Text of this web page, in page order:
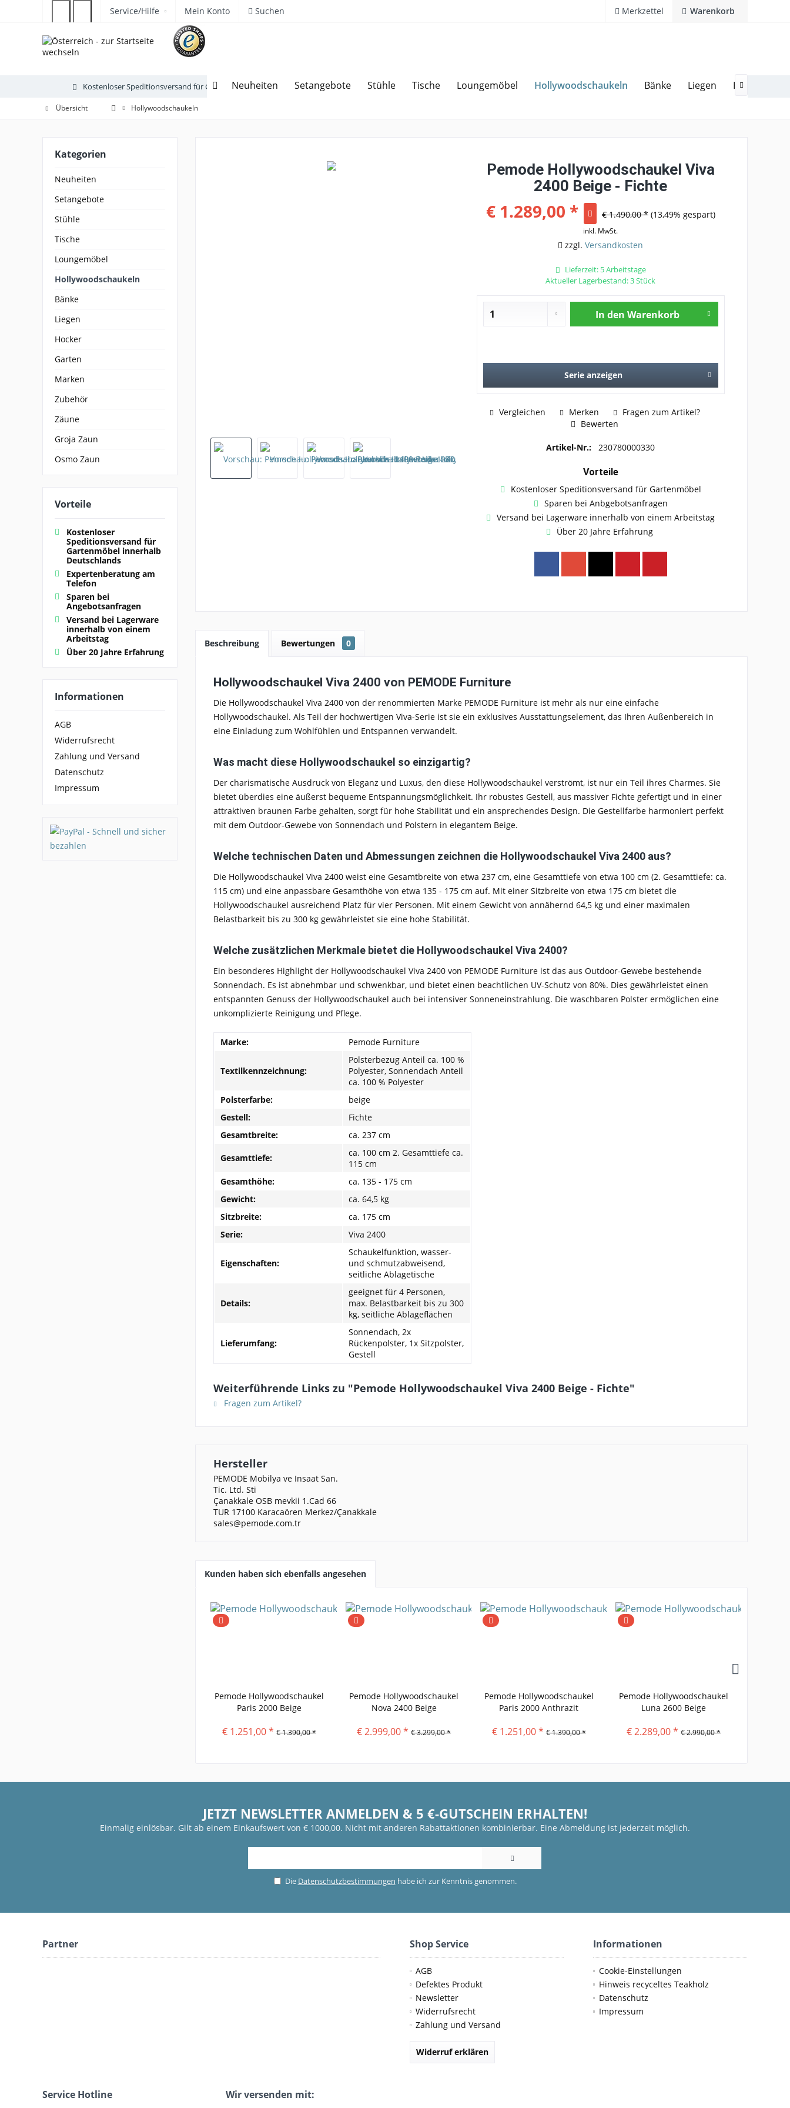
Warenkorb
Merkzettel
Service/Hilfe Mein Konto Suchen
Neuheiten Setangebote Stühle Tische Loungemöbel Hollywoodschaukeln Bänke Liegen Hocker

Kostenloser Speditionsversand für Gartenmöbel Sparen bei Angebotsanfrage Über 20 Jahre Erfahrung Hotline 02594 94 11 0
Übersicht Hollywoodschaukeln
Kategorien
Neuheiten
Setangebote
Stühle
Tische
Loungemöbel
Hollywoodschaukeln
Bänke
Liegen
Hocker
Garten
Marken
Zubehör
Zäune
Groja Zaun
Osmo Zaun
Vorteile
Kostenloser
Speditionsversand für
Gartenmöbel innerhalb
Deutschlands
Expertenberatung am
Telefon
Sparen bei
Angebotsanfragen
Versand bei Lagerware
innerhalb von einem
Arbeitstag
Über 20 Jahre Erfahrung
Informationen
AGB
Widerrufsrecht
Zahlung und Versand
Datenschutz
Impressum
Pemode Hollywoodschaukel Viva
2400 Beige - Fichte
€ 1.289,00 * € 1.490,00 * (13,49% gespart)
inkl. MwSt.
zzgl.Versandkosten
Lieferzeit: 5 Arbeitstage
Aktueller Lagerbestand: 3 Stück
In den Warenkorb
Serie anzeigen
Vergleichen Merken
Fragen zum Artikel?
Bewerten
Artikel-Nr.: 230780000330
Vorteile
Kostenloser Speditionsversand für Gartenmöbel
Sparen bei Anbgebotsanfragen
Versand bei Lagerware innerhalb von einem Arbeitstag
Über 20 Jahre Erfahrung
Beschreibung Bewertungen 0
Hollywoodschaukel Viva 2400 von PEMODE Furniture
Die Hollywoodschaukel Viva 2400 von der renommierten Marke PEMODE Furniture ist mehr als nur eine einfache
Hollywoodschaukel. Als Teil der hochwertigen Viva-Serie ist sie ein exklusives Ausstattungselement, das Ihren Außenbereich in
eine Einladung zum Wohlfühlen und Entspannen verwandelt.
Was macht diese Hollywoodschaukel so einzigartig?
Der charismatische Ausdruck von Eleganz und Luxus, den diese Hollywoodschaukel verströmt, ist nur ein Teil ihres Charmes. Sie
bietet überdies eine äußerst bequeme Entspannungsmöglichkeit. Ihr robustes Gestell, aus massiver Fichte gefertigt und in einer
attraktiven braunen Farbe gehalten, sorgt für hohe Stabilität und ein ansprechendes Design. Die Gestellfarbe harmoniert perfekt
mit dem Outdoor-Gewebe von Sonnendach und Polstern in elegantem Beige.
Welche technischen Daten und Abmessungen zeichnen die Hollywoodschaukel Viva 2400 aus?
Die Hollywoodschaukel Viva 2400 weist eine Gesamtbreite von etwa 237 cm, eine Gesamttiefe von etwa 100 cm (2. Gesamttiefe: ca.
115 cm) und eine anpassbare Gesamthöhe von etwa 135 - 175 cm auf. Mit einer Sitzbreite von etwa 175 cm bietet die
Hollywoodschaukel ausreichend Platz für vier Personen. Mit einem Gewicht von annähernd 64,5 kg und einer maximalen
Belastbarkeit bis zu 300 kg gewährleistet sie eine hohe Stabilität.
Welche zusätzlichen Merkmale bietet die Hollywoodschaukel Viva 2400?
Ein besonderes Highlight der Hollywoodschaukel Viva 2400 von PEMODE Furniture ist das aus Outdoor-Gewebe bestehende
Sonnendach. Es ist abnehmbar und schwenkbar, und bietet einen beachtlichen UV-Schutz von 80%. Dies gewährleistet einen
entspannten Genuss der Hollywoodschaukel auch bei intensiver Sonneneinstrahlung. Die waschbaren Polster ermöglichen eine
unkomplizierte Reinigung und Pflege.
Marke: Pemode Furniture
Textilkennzeichnung:
Polsterbezug Anteil ca. 100 %
Polyester, Sonnendach Anteil
ca. 100 % Polyester
Polsterfarbe:
beige
Gestell:
Fichte
Gesamtbreite:
ca. 237 cm
Gesamttiefe:
ca. 100 cm 2. Gesamttiefe ca.
115 cm
Gesamthöhe:
ca. 135 - 175 cm
Gewicht:
ca. 64,5 kg
Sitzbreite:
ca. 175 cm
Serie:
Viva 2400
Eigenschaften:
Schaukelfunktion, wasser-
und schmutzabweisend,
seitliche Ablagetische
Details:
geeignet für 4 Personen,
max. Belastbarkeit bis zu 300
kg, seitliche Ablageflächen
Lieferumfang:
Sonnendach, 2x
Rückenpolster, 1x Sitzpolster,
Gestell
Weiterführende Links zu "Pemode Hollywoodschaukel Viva 2400 Beige - Fichte"
Fragen zum Artikel?
Hersteller
PEMODE Mobilya ve Insaat San.
Tic. Ltd. Sti
Çanakkale OSB mevkii 1.Cad 66
TUR 17100 Karacaören Merkez/Çanakkale
sales@pemode.com.tr
Kunden haben sich ebenfalls angesehen
Pemode Hollywoodschaukel
Paris 2000 Beige
€ 1.251,00 * € 1.390,00 *
Pemode Hollywoodschaukel
Nova 2400 Beige
€ 2.999,00 * € 3.299,00 *
Pemode Hollywoodschaukel
Paris 2000 Anthrazit
€ 1.251,00 * € 1.390,00 *
Pemode Hollywoodschaukel
Luna 2600 Beige
€ 2.289,00 * € 2.990,00 *
JETZT NEWSLETTER ANMELDEN & 5 €-GUTSCHEIN ERHALTEN!
Einmalig einlösbar. Gilt ab einem Einkaufswert von € 1000,00. Nicht mit anderen Rabattaktionen kombinierbar. Eine Abmeldung ist jederzeit möglich.
Die Datenschutzbestimmungen habe ich zur Kenntnis genommen.
Partner Shop Service
AGB
Defektes Produkt
Newsletter
Widerrufsrecht
Zahlung und Versand
Widerruf erklären
Informationen
Cookie-Einstellungen
Hinweis recyceltes Teakholz
Datenschutz
Impressum
Service Hotline Wir versenden mit: